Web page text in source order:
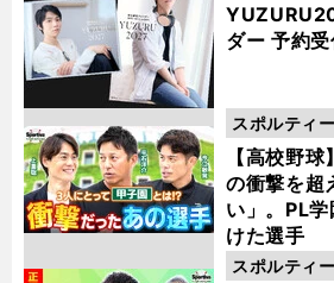
ダー 予約受
【高校野
の衝撃を超
い」。PL
けた選手
スポルティ
動画
スポルティ